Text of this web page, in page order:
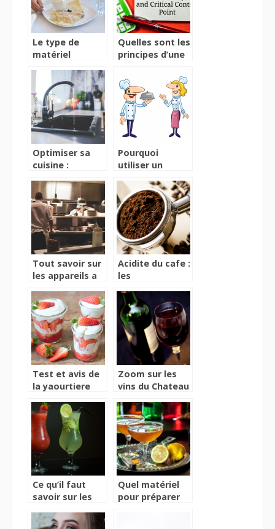
Le type de
matériel
ouvrir une
crêperie
Quelles sont les
principes d’une
HACCP
Optimiser sa
cuisine :
pratiques pour
gagner de
l’espace
Pourquoi
utiliser un
pour votre
recette ?
Tout savoir sur
les appareils a
utilisations,
types,
avantages,
choix
Acidite du cafe :
les
essentielles
Test et avis de
la yaourtiere
Zoom sur les
vins du Chateau
Ce qu’il faut
savoir sur les
Quel matériel
pour préparer